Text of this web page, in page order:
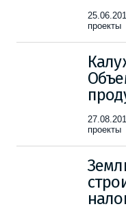
проекты
проекты